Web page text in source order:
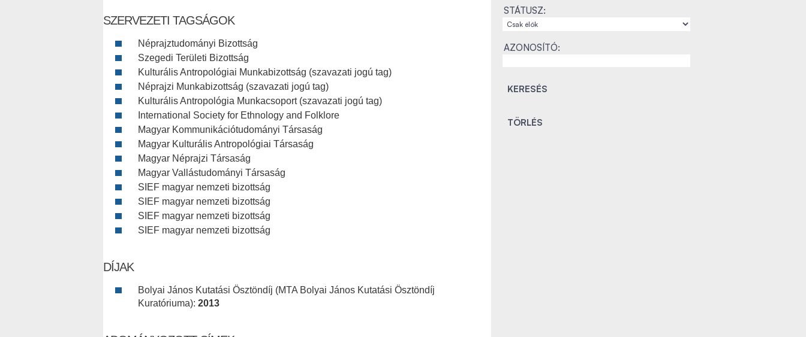
SZERVEZETI TAGSÁGOK
Néprajztudományi Bizottság
Szegedi Területi Bizottság
Kulturális Antropológiai Munkabizottság (szavazati jogú tag)
Néprajzi Munkabizottság (szavazati jogú tag)
Kulturális Antropológia Munkacsoport (szavazati jogú tag)
International Society for Ethnology and Folklore
Magyar Kommunikációtudományi Társaság
Magyar Kulturális Antropológiai Társaság
Magyar Néprajzi Társaság
Magyar Vallástudományi Társaság
SIEF magyar nemzeti bizottság
SIEF magyar nemzeti bizottság
SIEF magyar nemzeti bizottság
SIEF magyar nemzeti bizottság
DÍJAK
Bolyai János Kutatási Ösztöndíj (MTA Bolyai János Kutatási Ösztöndíj
Kuratóriuma): 2013
STÁTUSZ:
AZONOSÍTÓ: